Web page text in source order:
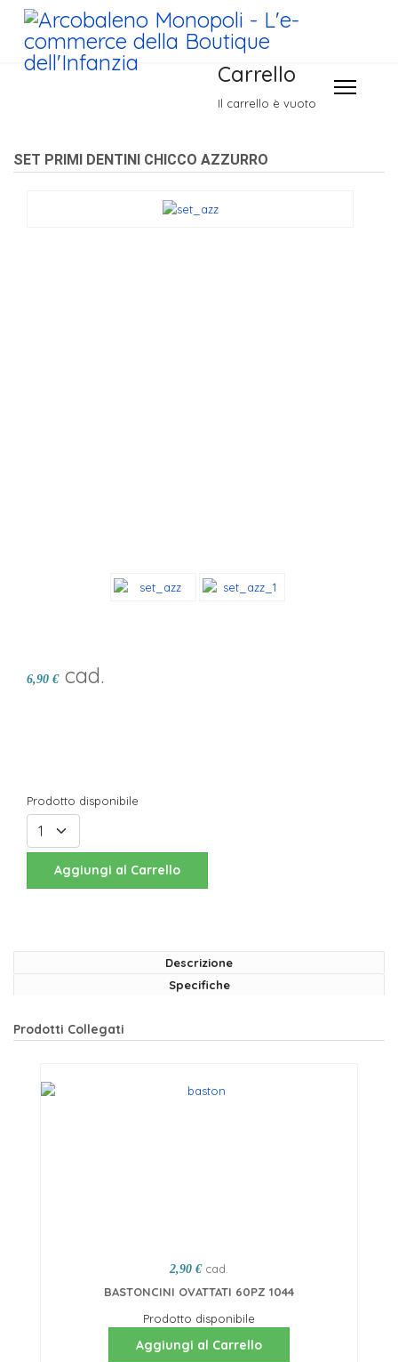
Carrello
Il carrello è vuoto
SET PRIMI DENTINI CHICCO AZZURRO
6,90 € cad.
Prodotto disponibile
Aggiungi al Carrello
Descrizione
Specifiche
Prodotti Collegati
2,90 € cad.
BASTONCINI OVATTATI 60PZ 1044
Prodotto disponibile
Aggiungi al Carrello